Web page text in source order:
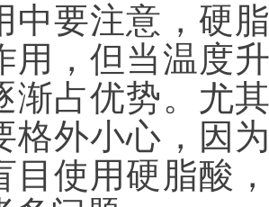
中要注意，硬
用，但当温度
渐占优势。尤
格外小心，因
目使用硬脂酸